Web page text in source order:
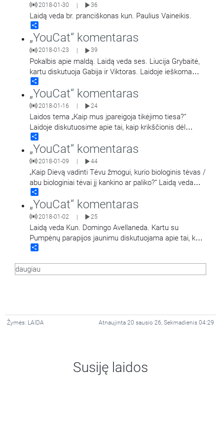
2018-01-30 | 36
Laidą veda br. pranciškonas kun. Paulius Vaineikis.
„YouCat“ komentaras
2018-01-23 | 39
Pokalbis apie maldą. Laidą veda ses. Liucija Grybaitė,
kartu diskutuoja Gabija ir Viktoras. Laidoje ieškoma
atsakymo: ar, kai meldžiamės, nesikalbame
„YouCat“ komentaras
2018-01-16 24
Laidos tema „Kaip mus įpareigoja tikėjimo tiesa?“
Laidoje diskutuosime apie tai, kaip krikščionis dėl
ištikimybės tiesai ir dėl meilės Dievui
„YouCat“ komentaras
2018-01-09 44
„Kaip Dievą vadinti Tėvu žmogui, kurio biologinis tėvas /
abu biologiniai tėvai jį kankino ar paliko?“ Laidą veda
ses. Liucija Grybaitė.
„YouCat“ komentaras
2018-01-02 | 25
Laidą veda Kun. Domingo Avellaneda. Kartu su
Pumpėnų parapijos jaunimu diskutuojama apie tai, kas
yra mūsų Tėvas.
daugiau
Žymės: LAIDA Atnaujinta 20 sausio 26, Sekmadienis 04:29
Susiję laidos